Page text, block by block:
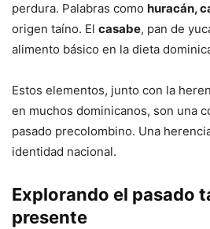
perdura. Palabras como huracán,
origen taíno. El casabe, pan de
alimento básico en la dieta
Estos elementos, junto con la
en muchos dominicanos, son una
pasado precolombino. Una
identidad nacional.
Explorando el pasado
presente